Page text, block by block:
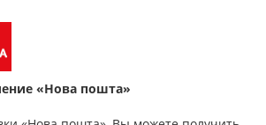
«Нова пошта»